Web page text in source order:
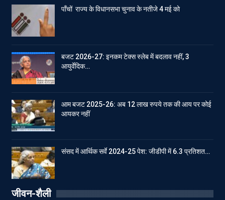
पाँचों राज्य के विधानसभा चुनाव के नतीजे 4 मई को
बजट 2026-27: इनकम टेक्स स्लेब में बदलाव नहीं, 3
आयुर्वेदिक…
आम बजट 2025-26: अब 12 लाख रुपये तक की आय पर कोई
आयकर नहीं
संसद में आर्थिक सर्वे 2024-25 पेश: जीडीपी में 6.3 प्रतिशत…
जीवन-शैली